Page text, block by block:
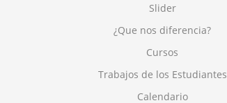
Slider
¿Que nos diferencia?
Cursos
Trabajos de los Estudiantes
Calendario